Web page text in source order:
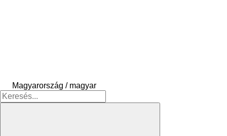
Magyarország / magyar